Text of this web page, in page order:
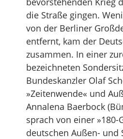
die Straße gingen.
von der Berliner
entfernt, kam der
zusammen. In einer
bezeichneten
Bundeskanzler Olaf
»Zeitenwende« und
Annalena Baerbock
sprach von einer »180-
deutschen Außen- und